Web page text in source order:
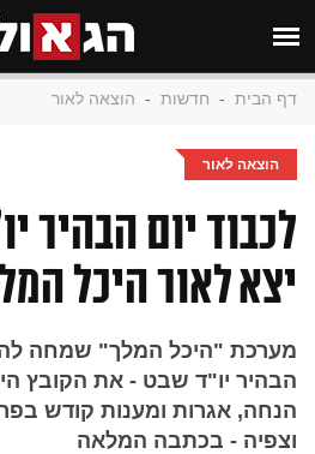
דף הבית - חדשות - הוצאה לאור
הוצאה לאור
לכבוד יום הבהיר
יצא לאור היכל
מערכת "היכל המלך" שמחה
הבהיר יו"ד שבט - את הקובץ
הנחה, אגרות ומענות קודש
וצפיה - בכתבה המלאה